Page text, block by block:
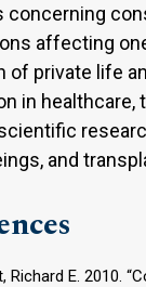
concerning
affecting
of private life
in healthcare,
and
Richard E. 2010.